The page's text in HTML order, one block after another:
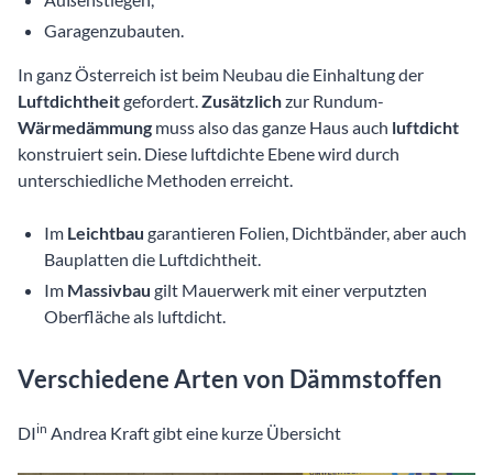
Garagenzubauten.
In ganz Österreich ist beim Neubau die Einhaltung der
Luftdichtheitgefordert. Zusätzlichzur Rundum-
Wärmedämmung muss also das ganze Haus auch luftdicht
konstruiert sein. Diese luftdichte Ebene wird durch
unterschiedliche Methoden erreicht.
Im Leichtbau garantieren Folien, Dichtbänder, aber auch
Bauplatten die Luftdichtheit.
Im Massivbau gilt Mauerwerk mit einer verputzten
Oberfläche als luftdicht.
Verschiedene Arten von Dämmstoffen
DIin Andrea Kraft gibt eine kurze Übersicht